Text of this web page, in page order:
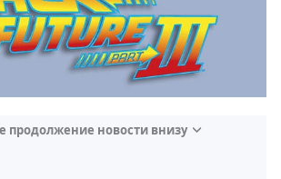
продолжение новости внизу